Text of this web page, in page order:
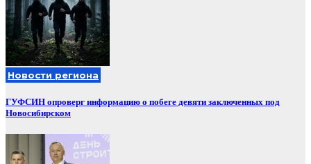
Новости региона
ГУФСИН опроверг информацию о побеге девяти заключенных под
Новосибирском